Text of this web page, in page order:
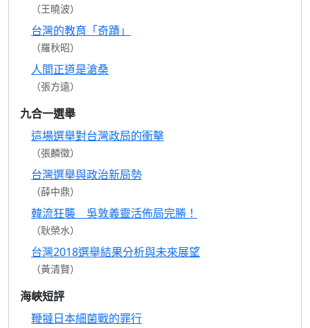
（王曉波）
台灣的教育「奇蹟」
（羅秋昭）
人間正道是滄桑
（張方遠）
九合一選舉
這場選舉對台灣政局的衝擊
（張麟徵）
台灣選舉與政治新局勢
（薛中鼎）
韓流狂襲 吳敦義靈活佈局完勝！
（耿榮水）
台灣2018選舉結果分析與未來展望
（黃清賢）
海峽短評
鞭撻日本細菌戰的罪行